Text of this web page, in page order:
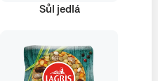
Sůl jedlá